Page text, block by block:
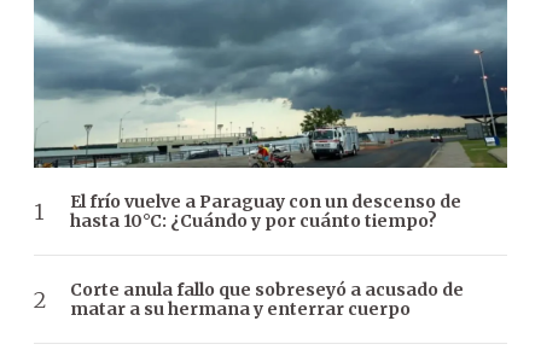
El frío vuelve a Paraguay con un descenso de
hasta 10°C: ¿Cuándo y por cuánto tiempo?
Corte anula fallo que sobreseyó a acusado de
matar a su hermana y enterrar cuerpo